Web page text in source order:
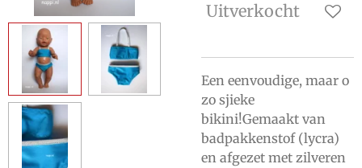
Uitverkocht
Een eenvoudige, maar o
zo sjieke
bikini!Gemaakt van
badpakkenstof (lycra)
en afgezet met zilveren